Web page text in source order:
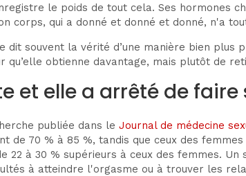
le poids de tout cela. Ses hormones
corps, qui a donné et donné et donné, n'a
dit souvent la vérité d’une manière bien
qu’elle obtienne davantage, mais plutôt de
et elle a arrêté de
publiée dans le Journal de médecine
de 70 % à 85 %, tandis que ceux des
à 30 % supérieurs à ceux des femmes. Un
à atteindre l'orgasme ou à trouver les